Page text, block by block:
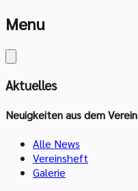
Menu
Aktuelles
Neuigkeiten aus dem Verein
Alle News
Vereinsheft
Galerie